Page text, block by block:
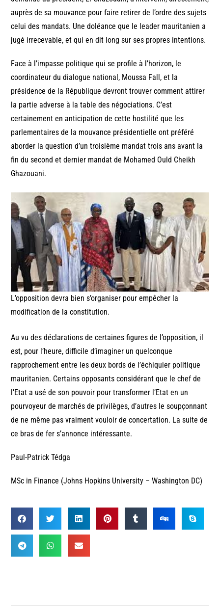
auprès de sa mouvance pour faire retirer de l’ordre des sujets
celui des mandats. Une doléance que le leader mauritanien a
jugé irrecevable, et qui en dit long sur ses propres intentions.
Face à l’impasse politique qui se profile à l’horizon, le
coordinateur du dialogue national, Moussa Fall, et la
présidence de la République devront trouver comment attirer
la partie adverse à la table des négociations. C’est
certainement en anticipation de cette hostilité que les
parlementaires de la mouvance présidentielle ont préféré
aborder la question d’un troisième mandat trois ans avant la
fin du second et dernier mandat de Mohamed Ould Cheikh
Ghazouani.
L’opposition devra bien s’organiser pour empêcher la
modification de la constitution.
Au vu des déclarations de certaines figures de l’opposition, il
est, pour l’heure, difficile d’imaginer un quelconque
rapprochement entre les deux bords de l’échiquier politique
mauritanien. Certains opposants considérant que le chef de
l’Etat a usé de son pouvoir pour transformer l’Etat en un
pourvoyeur de marchés de privilèges, d’autres le soupçonnant
de ne même pas vraiment vouloir de concertation. La suite de
ce bras de fer s’annonce intéressante.
Paul-Patrick Tédga
MSc in Finance (Johns Hopkins University – Washington DC)